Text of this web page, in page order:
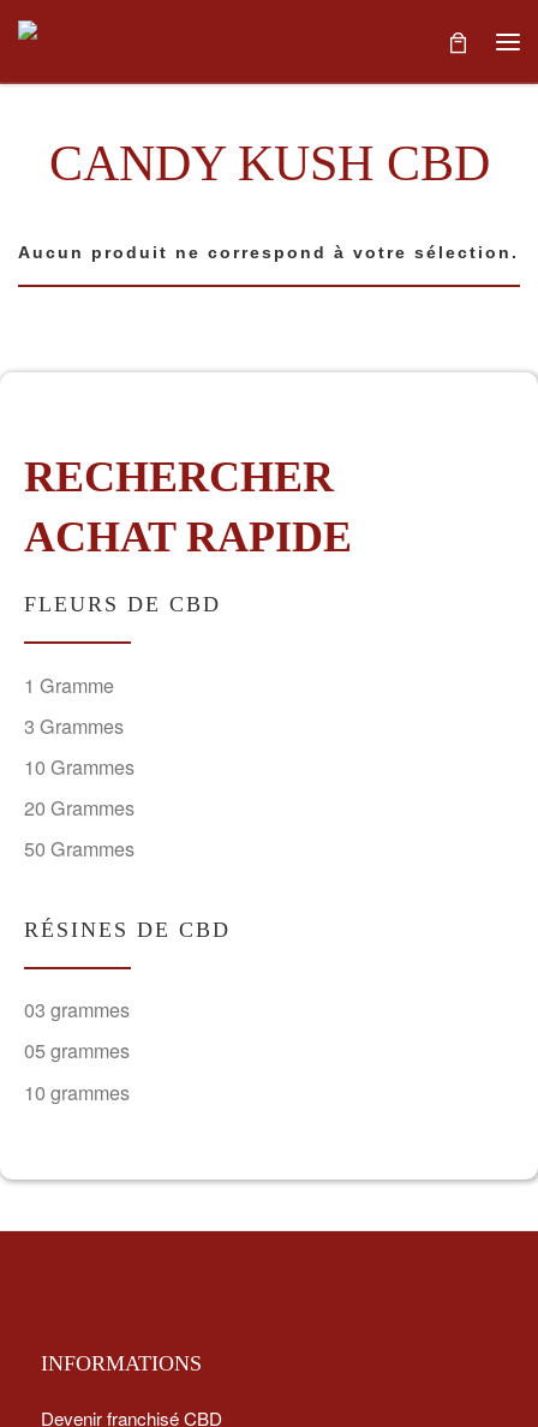
Skip to content
CANDY KUSH CBD
Aucun produit ne correspond à votre sélection.
RECHERCHER
ACHAT RAPIDE
FLEURS DE CBD
1 Gramme
3 Grammes
10 Grammes
20 Grammes
50 Grammes
RÉSINES DE CBD
03 grammes
05 grammes
10 grammes
INFORMATIONS
Devenir franchisé CBD